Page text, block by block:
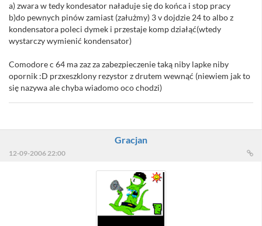
a) zwara w tedy kondesator naładuje się do końca i stop pracy
b)do pewnych pinów zamiast (załużmy) 3 v dojdzie 24 to albo z
kondensatora poleci dymek i przestaje komp działąć(wtedy
wystarczy wymienić kondensator)
Comodore c 64 ma zaz za zabezpieczenie taką niby lapke niby
opornik :D przxeszklony rezystor z drutem wewnąć (niewiem jak to
się nazywa ale chyba wiadomo oco chodzi)
Gracjan
12-09-2006 22:00